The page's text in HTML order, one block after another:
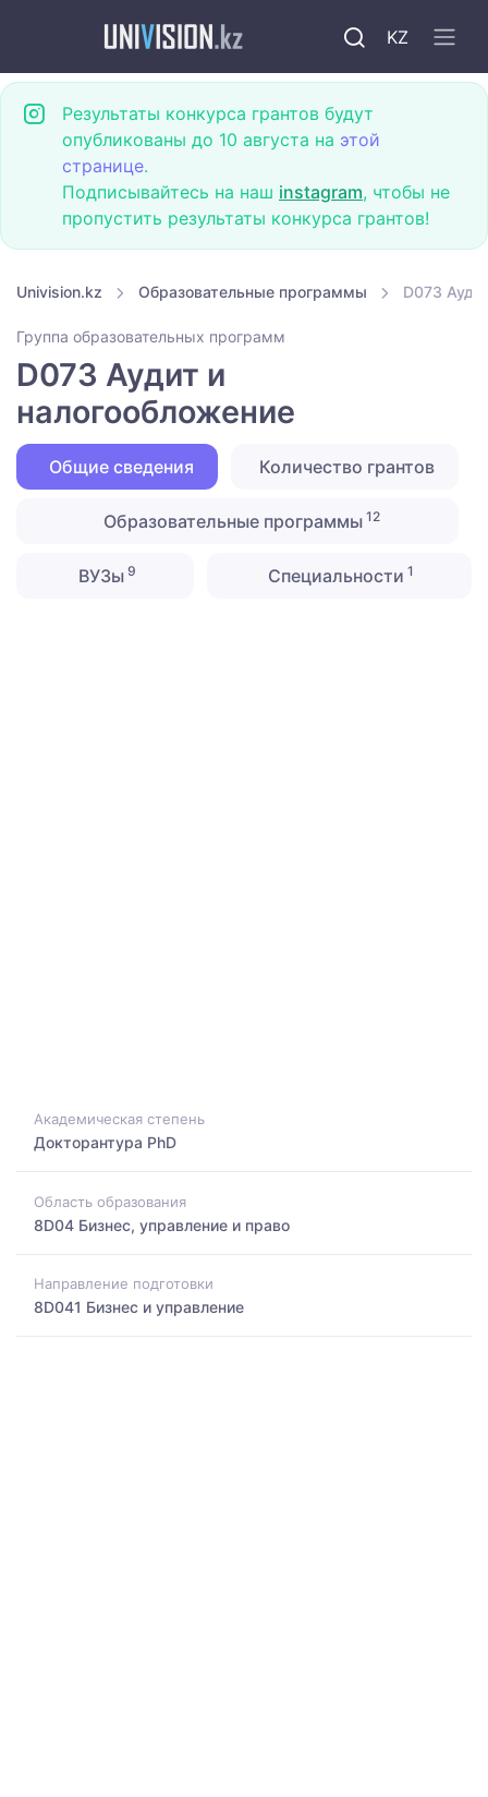
KZ
Результаты конкурса грантов будут
опубликованы до 10 августа на этой
странице.
Подписывайтесь на наш instagram, чтобы не
пропустить результаты конкурса грантов!
Univision.kz Образовательные программы D073
Группа образовательных программ
D073 Аудит и
налогообложение
Общие сведения Количество грантов
Образовательные программы 12
ВУЗы9 Специальности 1
Академическая степень
Докторантура PhD
Область образования
8D04 Бизнес, управление и право
Направление подготовки
8D041 Бизнес и управление